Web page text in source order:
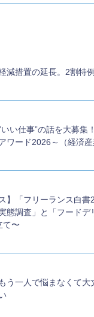
減措置の延長。2割特
い仕事”の話を大募集
ワード2026～（経済産
】「フリーランス白
態調査」と「フード
て〜
う一人で悩まなくて大